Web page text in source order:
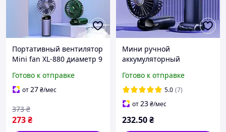
Портативный вентилятор
Mini fan XL-880 диаметр 9
телефона и дисплеем
Готово к отправке
от27₴/мес
273₴
373 ₴
Мини ручной
аккумуляторный
индикатором заряда на 5
скоростей с подставкой
для телефона
Готово к отправке
5.0 (7)
от23₴/мес
232.50₴